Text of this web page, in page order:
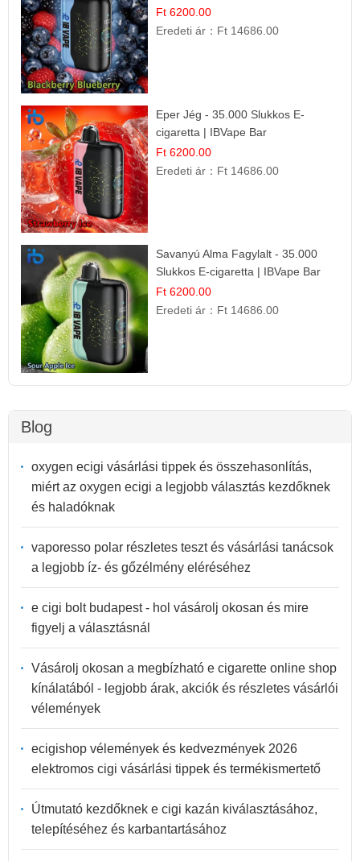
Prémium Ízélmény
Ft 6200.00
Eredeti ár： Ft 14686.00
Eper Jég - 35.000 Slukkos E-
cigaretta | IBVape Bar
Ft 6200.00
Eredeti ár： Ft 14686.00
Savanyú Alma Fagylalt - 35.000
Slukkos E-cigaretta | IBVape Bar
Ft 6200.00
Eredeti ár： Ft 14686.00
Blog
oxygen ecigi vásárlási tippek és összehasonlítás,
miért az oxygen ecigi a legjobb választás kezdőknek
és haladóknak
vaporesso polar részletes teszt és vásárlási tanácsok
a legjobb íz- és gőzélmény eléréséhez
e cigi bolt budapest - hol vásárolj okosan és mire
figyelj a választásnál
Vásárolj okosan a megbízható e cigarette online shop
kínálatából - legjobb árak, akciók és részletes vásárlói
vélemények
ecigishop vélemények és kedvezmények 2026
elektromos cigi vásárlási tippek és termékismertető
Útmutató kezdőknek e cigi kazán kiválasztásához,
telepítéséhez és karbantartásához